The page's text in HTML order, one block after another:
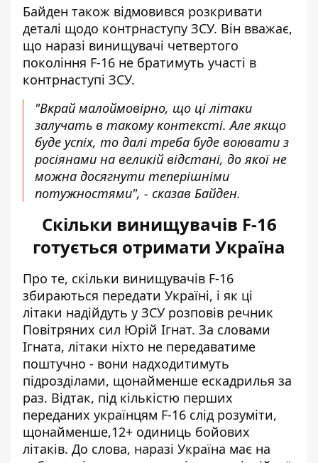
Байден також відмовився розкривати
деталі щодо контрнаступу ЗСУ. Він вважає,
що наразі винищувачі четвертого
покоління F-16 не братимуть участі в
контрнаступі ЗСУ.
"Вкрай малоймовірно, що ці літаки
залучать в такому контексті. Але якщо
буде успіх, то далі треба буде воювати з
росіянами на великій відстані, до якої не
можна досягнути теперішніми
потужностями", - сказав Байден.
Скільки винищувачів F-16
готується отримати Україна
Про те, скільки винищувачів F-16
збираються передати Україні, і як ці
літаки надійдуть у ЗСУ розповів речник
Повітряних сил Юрій Ігнат. За словами
Ігната, літаки ніхто не передаватиме
поштучно - вони надходитимуть
підрозділами, щонайменше ескадрилья за
раз. Відтак, під кількістю перших
переданих українцям F-16 слід розуміти,
щонайменше,12+ одиниць бойових
літаків. До слова, наразі Україна має на